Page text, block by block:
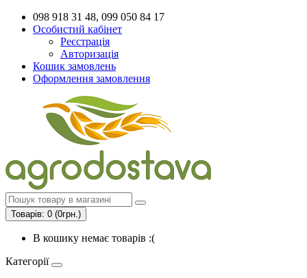
098 918 31 48, 099 050 84 17
Особистий кабінет
Реєстрація
Авторизація
Кошик замовлень
Оформлення замовлення
Товарів: 0 (0грн.)
В кошику немає товарів :(
Категорії